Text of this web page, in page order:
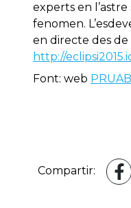
experts en
fenomen.
en directe des de
http://
Font: web PRUAB
Compartir: